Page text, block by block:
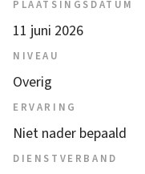
PLAATSINGSDATUM
11 juni 2026
NIVEAU
Overig
ERVARING
Niet nader bepaald
DIENSTVERBAND